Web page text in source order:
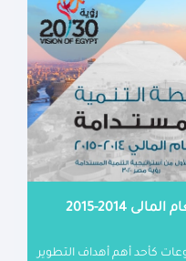
2014-2015
كأحد أهم أهداف التطوير